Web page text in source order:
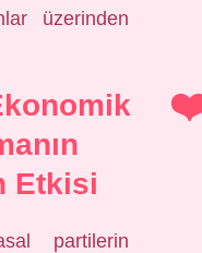
üzerinden
Etkisi
partilerin